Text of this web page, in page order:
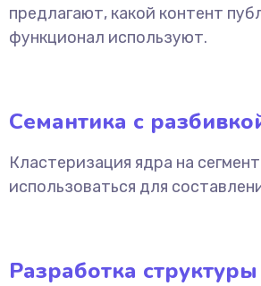
предлагают, какой контент
функционал используют.
Семантика с
Кластеризация ядра на
использоваться для
Разработка структуры